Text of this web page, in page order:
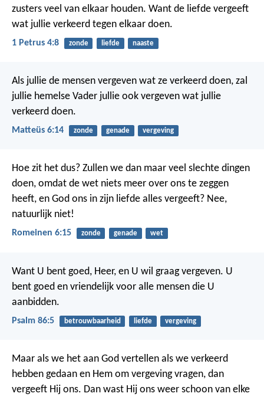
zusters veel van elkaar houden. Want de liefde vergeeft
wat jullie verkeerd tegen elkaar doen.
1 Petrus 4:8 zonde liefde naaste
Als jullie de mensen vergeven wat ze verkeerd doen, zal
jullie hemelse Vader jullie ook vergeven wat jullie
verkeerd doen.
Matteüs 6:14 zonde genade vergeving
Hoe zit het dus? Zullen we dan maar veel slechte dingen
doen, omdat de wet niets meer over ons te zeggen
heeft, en God ons in zijn liefde alles vergeeft? Nee,
natuurlijk niet!
Romeinen 6:15 zonde genade wet
Want U bent goed, Heer, en U wil graag vergeven. U
bent goed en vriendelijk voor alle mensen die U
aanbidden.
Psalm 86:5 betrouwbaarheid liefde vergeving
Maar als we het aan God vertellen als we verkeerd
hebben gedaan en Hem om vergeving vragen, dan
vergeeft Hij ons. Dan wast Hij ons weer schoon van elke